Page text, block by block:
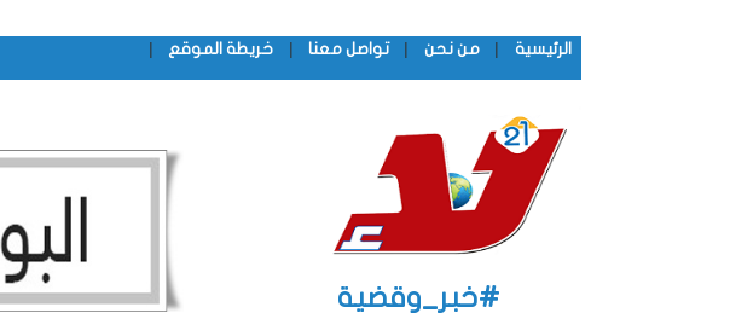
الرئيسية | من نحن | تواصل معنا | خريطة الموقع |
#خبر_وقضية